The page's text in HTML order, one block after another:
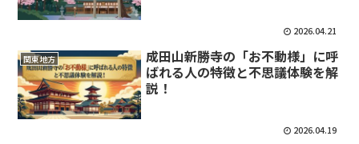
2026.04.21
関東地方
成田山新勝寺の「お不動様」に呼
ばれる人の特徴と不思議体験を解
説！
2026.04.19